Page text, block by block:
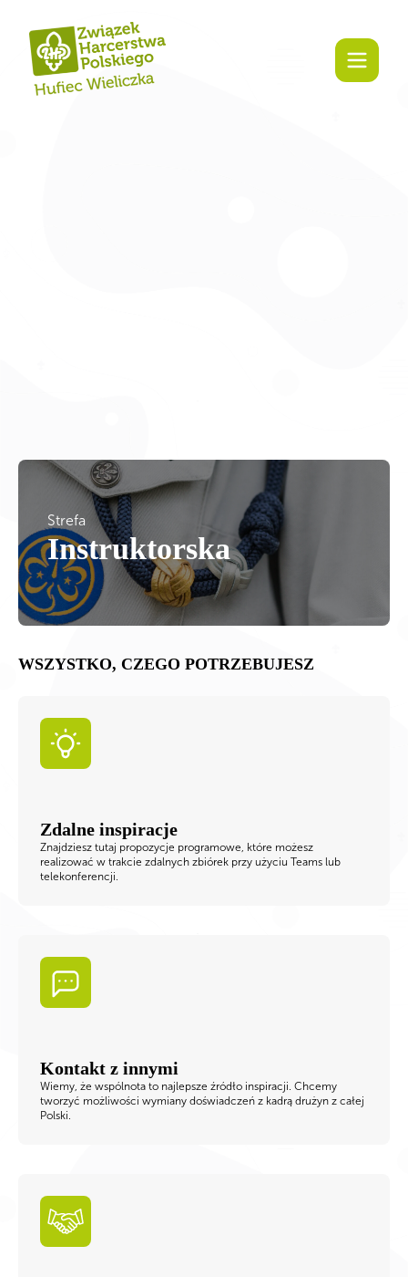
Strefa
Instruktorska
WSZYSTKO, CZEGO POTRZEBUJESZ
Zdalne inspiracje
Znajdziesz tutaj propozycje programowe, które możesz
realizować w trakcie zdalnych zbiórek przy użyciu Teams lub
telekonferencji.
Kontakt z innymi
Wiemy, że wspólnota to najlepsze źródło inspiracji. Chcemy
tworzyć możliwości wymiany doświadczeń z kadrą drużyn z całej
Polski.